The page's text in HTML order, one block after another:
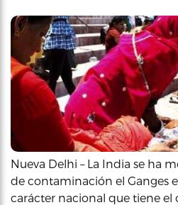
Nueva Delhi – La India se ha
de contaminación el Ganges
carácter nacional que tiene el